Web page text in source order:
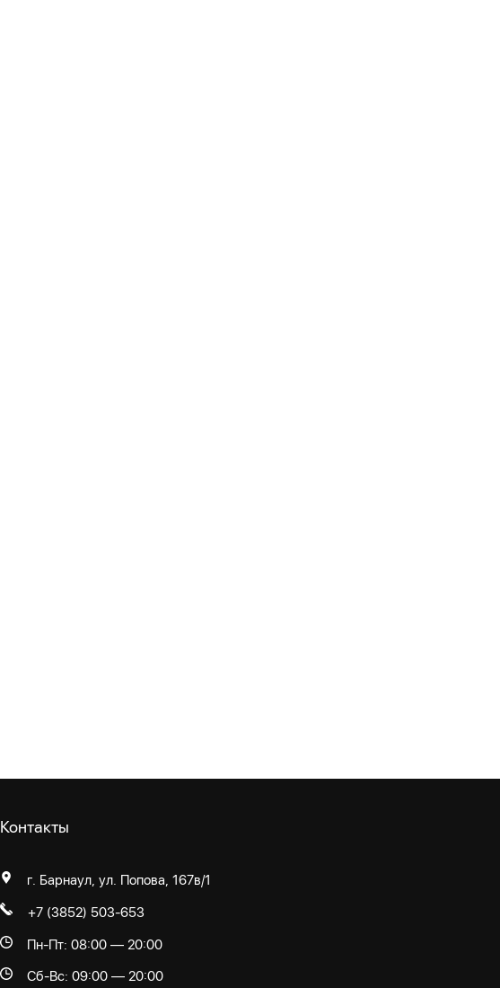
Контакты
г. Барнаул, ул. Попова, 167в/1
+7 (3852) 503-653
Пн-Пт: 08:00 — 20:00
Сб-Вс: 09:00 — 20:00